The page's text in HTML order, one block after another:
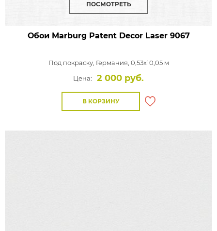
ПОСМОТРЕТЬ
Обои Marburg Patent Decor Laser9067
Под покраску, Германия, 0,53x10,05 м
Цена:
2 000 руб.
В КОРЗИНУ